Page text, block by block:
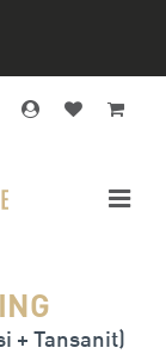
+ Tansanit)